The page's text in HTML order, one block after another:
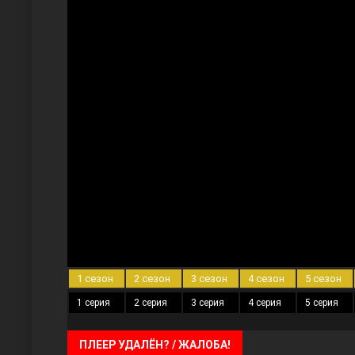
Ветреный холм
1 сезон 2 сезон 3 сезон 4 сезон 5 сезон
1 серия 2 серия 3 серия 4 серия 5 серия
ПЛЕЕР УДАЛЁН? / ЖАЛОБА!